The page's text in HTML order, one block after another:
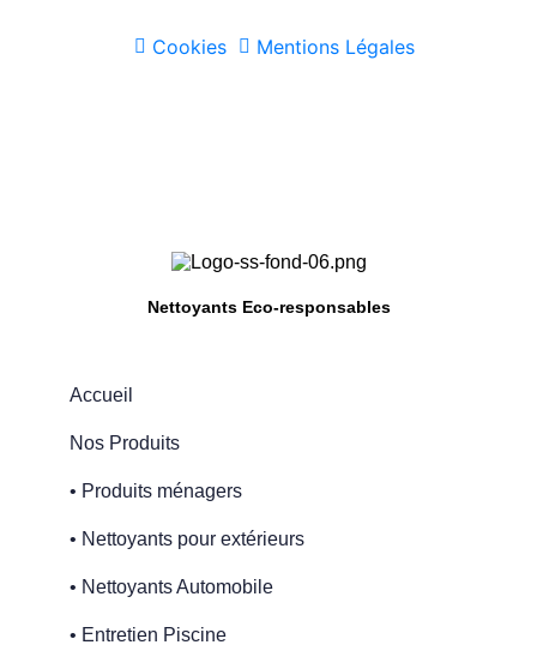
Cookies Mentions Légales
Nettoyants Eco-responsables
Accueil
Nos Produits
• Produits ménagers
• Nettoyants pour extérieurs
• Nettoyants Automobile
• Entretien Piscine